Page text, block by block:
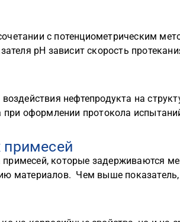
с потенциометрическим
pH зависит скорость
нефтепродукта на
оформлении протокола
примесей
которые задерживаются
материалов. Чем выше показатель,